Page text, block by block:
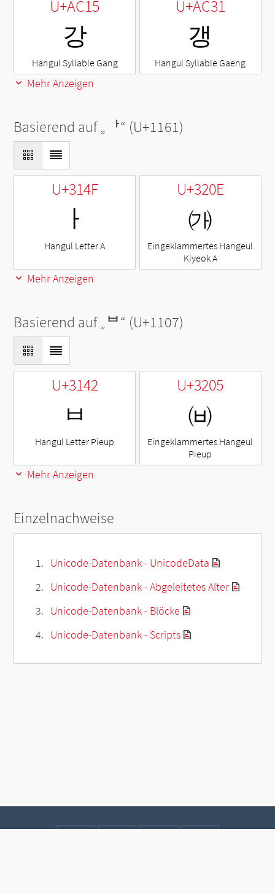
U+AC15
강
Hangul Syllable Gang
U+AC31
갱
Hangul Syllable Gaeng
Mehr Anzeigen
Basierend auf „ ᅡ“ (U+1161)
U+314F
ㅏ
Hangul Letter A
U+320E
㈎
Eingeklammertes Hangeul
Kiyeok A
Mehr Anzeigen
Basierend auf „ᄇ“ (U+1107)
U+3142
ㅂ
Hangul Letter Pieup
U+3205
㈅
Eingeklammertes Hangeul
Pieup
Mehr Anzeigen
Einzelnachweise
Unicode-Datenbank - UnicodeData
Unicode-Datenbank - Abgeleitetes Alter
Unicode-Datenbank - Blöcke
Unicode-Datenbank - Scripts